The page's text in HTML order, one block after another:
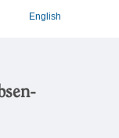
English